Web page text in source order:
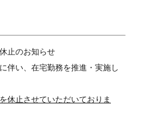
止のお知らせ
伴い、在宅勤務を推進・実施し
休止させていただいておりま